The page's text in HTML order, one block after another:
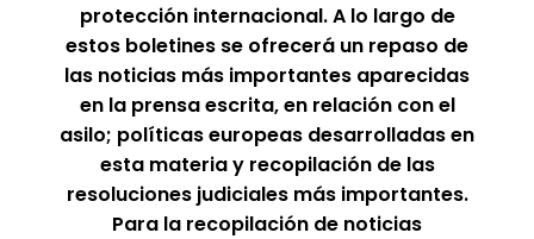
protección internacional. A lo largo de
estos boletines se ofrecerá un repaso de
las noticias más importantes aparecidas
en la prensa escrita, en relación con el
asilo; políticas europeas desarrolladas en
esta materia y recopilación de las
resoluciones judiciales más importantes.
Para la recopilación de noticias